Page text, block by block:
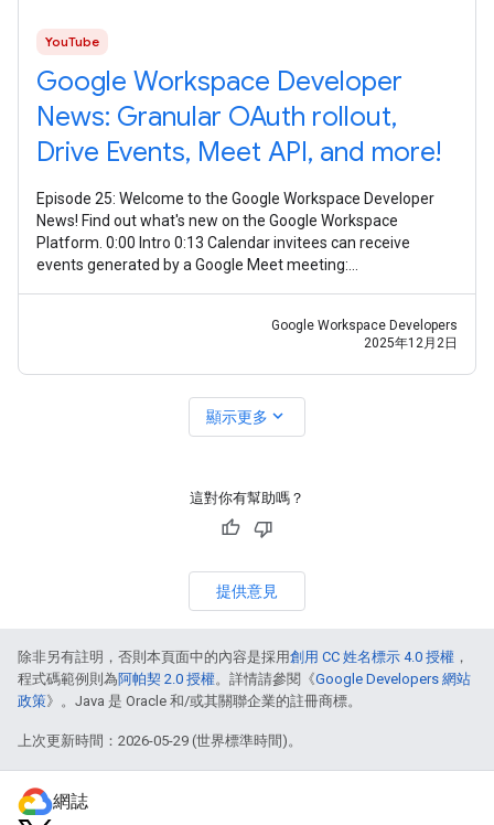
YouTube
Google Workspace Developer
News: Granular OAuth rollout,
Drive Events, Meet API, and more!
Episode 25: Welcome to the Google Workspace Developer
News! Find out what's new on the Google Workspace
Platform. 0:00 Intro 0:13 Calendar invitees can receive
events generated by a Google Meet meeting:
Google Workspace Developers
2025年12月2日
顯示更多 expand_more
這對你有幫助嗎？
提供意見
除非另有註明，否則本頁面中的內容是採用創用 CC 姓名標示 4.0 授權 ，
程式碼範例則為阿帕契 2.0 授權。詳情請參閱《Google Developers 網站
政策》。Java 是 Oracle 和/或其關聯企業的註冊商標。
上次更新時間：2026-05-29 (世界標準時間)。
網誌